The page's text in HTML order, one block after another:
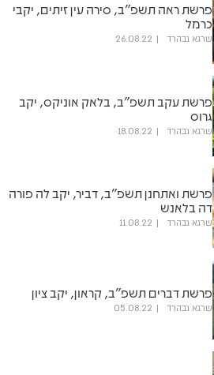
פרשת ראה תשפ"ב, סירה עין זיתים, יקבי
כרמל
שרגא גבהרד 26.08.22
פרשת עקב תשפ"ב, בלאק אוניקס, יקב
גרוס
שרגא גבהרד 18.08.22
פרשת ואתחנן תשפ"ב, דביר, יקב לה פורה
דה בלאנש
שרגא גבהרד 11.08.22
פרשת דברים תשפ"ב, קראון, יקב ציון
שרגא גבהרד 05.08.22